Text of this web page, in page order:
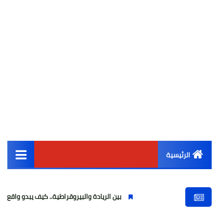
الرئيسية
أخبار مصر
بين الريادة والبيروقراطية.. كيف يبدو واقع التحول